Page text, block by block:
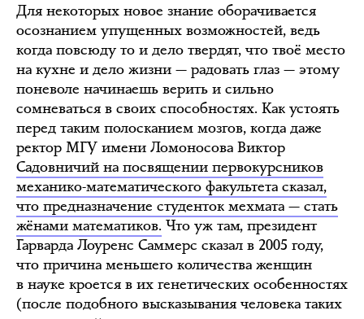
Для некоторых новое знание оборачивается
осознанием упущенных возможностей, ведь
когда повсюду то и дело твердят, что твоё место
на кухне и дело жизни — радовать глаз — этому
поневоле начинаешь верить и сильно
сомневаться в своих способностях. Как устоять
перед таким полосканием мозгов, когда даже
ректор МГУ имени Ломоносова Виктор
Садовничий на посвящении первокурсников
механико-математического факультета сказал,
что предназначение студенток мехмата — стать
жёнами математиков. Что уж там, президент
Гарварда Лоуренс Саммерс сказал в 2005 году,
что причина меньшего количества женщин
в науке кроется в их генетических особенностях
(после подобного высказывания человека таких